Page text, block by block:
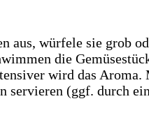
aus, würfele sie grob
die
wird das
(ggf. durch